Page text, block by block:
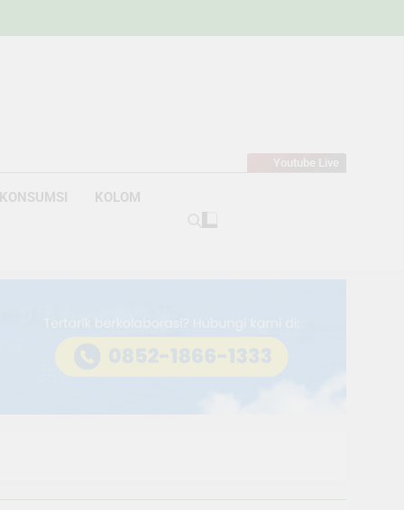
Youtube Live
KONSUMSI KOLOM